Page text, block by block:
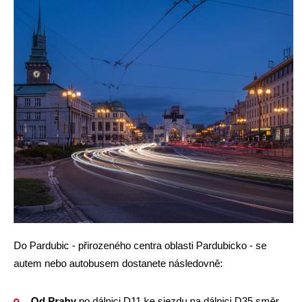
Do Pardubic - přirozeného centra oblasti Pardubicko - se
autem nebo autobusem dostanete následovně: